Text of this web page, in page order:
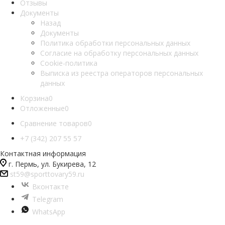
Отзывы
Документы
Назад
Документы
Политика обработки персональных данных
Согласие на обработку персональных данных
Cookie-политика
Выписка из реестра операторов персональных
данных
Корзина0
Отложенные0
Сравнение товаров0
+7 (342) 207 55 57
Контактная информация
г. Пермь, ул. Букирева, 12
st59@sporttovary59.ru
Вконтакте
Telegram
WhatsApp